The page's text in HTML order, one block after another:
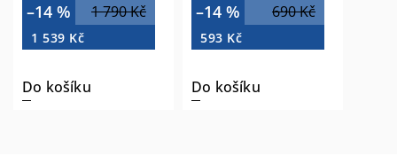
1 790 Kč
–14 %
1 539 Kč
Do košíku
690 Kč
–14 %
593 Kč
Do košíku